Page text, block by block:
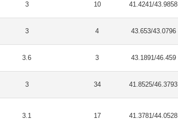
3 10 41.4241/43.9858
3 4 43.653/43.0796
3.6 3 43.1891/46.459
3 34 41.8525/46.3793
3.1 17 41.3781/44.0528